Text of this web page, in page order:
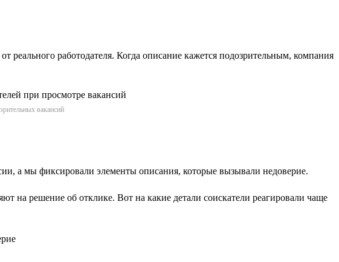
реального работодателя. Когда описание кажется подозрительным, компания
вакансий
а мы фиксировали элементы описания, которые вызывали недоверие.
на решение об отклике. Вот на какие детали соискатели реагировали чаще